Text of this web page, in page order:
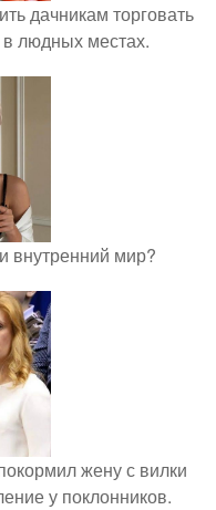
дачникам торговать
в людных местах.
внутренний мир?
жену с вилки
у поклонников.